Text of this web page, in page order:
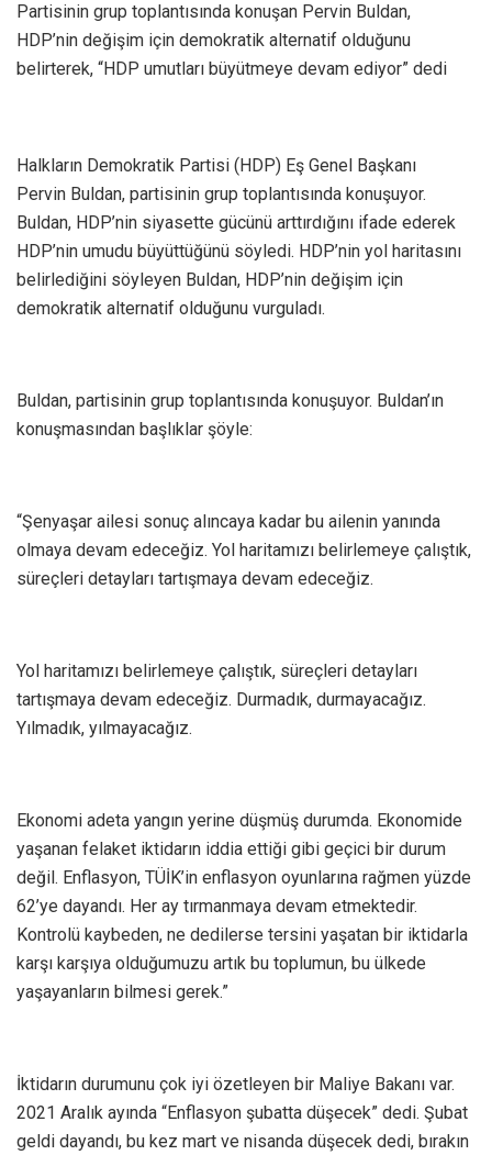
Partisinin grup toplantısında konuşan Pervin Buldan,
HDP’nin değişim için demokratik alternatif olduğunu
belirterek, “HDP umutları büyütmeye devam ediyor” dedi
Halkların Demokratik Partisi (HDP) Eş Genel Başkanı
Pervin Buldan, partisinin grup toplantısında konuşuyor.
Buldan, HDP’nin siyasette gücünü arttırdığını ifade ederek
HDP’nin umudu büyüttüğünü söyledi. HDP’nin yol haritasını
belirlediğini söyleyen Buldan, HDP’nin değişim için
demokratik alternatif olduğunu vurguladı.
Buldan, partisinin grup toplantısında konuşuyor. Buldan’ın
konuşmasından başlıklar şöyle:
“Şenyaşar ailesi sonuç alıncaya kadar bu ailenin yanında
olmaya devam edeceğiz. Yol haritamızı belirlemeye çalıştık,
süreçleri detayları tartışmaya devam edeceğiz.
Yol haritamızı belirlemeye çalıştık, süreçleri detayları
tartışmaya devam edeceğiz. Durmadık, durmayacağız.
Yılmadık, yılmayacağız.
Ekonomi adeta yangın yerine düşmüş durumda. Ekonomide
yaşanan felaket iktidarın iddia ettiği gibi geçici bir durum
değil. Enflasyon, TÜİK’in enflasyon oyunlarına rağmen yüzde
62’ye dayandı. Her ay tırmanmaya devam etmektedir.
Kontrolü kaybeden, ne dedilerse tersini yaşatan bir iktidarla
karşı karşıya olduğumuzu artık bu toplumun, bu ülkede
yaşayanların bilmesi gerek.”
İktidarın durumunu çok iyi özetleyen bir Maliye Bakanı var.
2021 Aralık ayında “Enflasyon şubatta düşecek” dedi. Şubat
geldi dayandı, bu kez mart ve nisanda düşecek dedi, bırakın